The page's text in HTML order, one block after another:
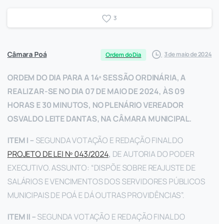
3
Câmara Poá Ordem do Dia 3 de maio de 2024
ORDEM DO DIA PARA A 14ª SESSÃO ORDINÁRIA, A
REALIZAR-SE NO DIA 07 DE MAIO DE 2024, ÀS 09
HORAS E 30 MINUTOS, NO PLENÁRIO VEREADOR
OSVALDO LEITE DANTAS, NA CÂMARA MUNICIPAL.
ITEM I – SEGUNDA VOTAÇÃO E REDAÇÃO FINAL DO
PROJETO DE LEI Nº 043/2024, DE AUTORIA DO PODER
EXECUTIVO. ASSUNTO: “DISPÕE SOBRE REAJUSTE DE
SALÁRIOS E VENCIMENTOS DOS SERVIDORES PÚBLICOS
MUNICIPAIS DE POÁ E DÁ OUTRAS PROVIDÊNCIAS”.
ITEM II –SEGUNDA VOTAÇÃO E REDAÇÃO FINAL DO